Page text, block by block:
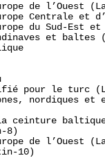
de l’Ouest
Centrale et
du Sud-Est et
et baltes
pour le turc
nordiques et
ceinture
8)
de l’Ouest
10)